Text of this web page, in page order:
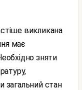
має
зняти
загальний стан